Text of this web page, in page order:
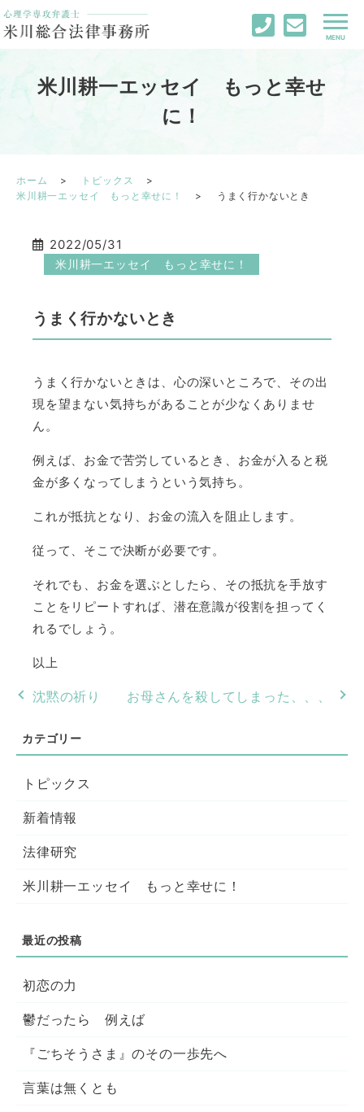
米川耕一エッセイ もっと幸せ
に！
ホーム
トピックス
米川耕一エッセイ もっと幸せに！
うまく行かないとき
2022/05/31
米川耕一エッセイ もっと幸せに！
うまく行かないとき
うまく行かないときは、心の深いところで、その出
現を望まない気持ちがあることが少なくありませ
ん。
例えば、お金で苦労しているとき、お金が入ると税
金が多くなってしまうという気持ち。
これが抵抗となり、お金の流入を阻止します。
従って、そこで決断が必要です。
それでも、お金を選ぶとしたら、その抵抗を手放す
ことをリピートすれば、潜在意識が役割を担ってく
れるでしょう。
以上
沈黙の祈り お母さんを殺してしまった、、、
トピックス
新着情報
法律研究
米川耕一エッセイ もっと幸せに！
初恋の力
鬱だったら 例えば
『ごちそうさま』のその一歩先へ
言葉は無くとも